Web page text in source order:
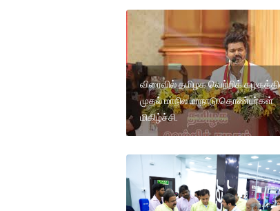
விரைவில் தமிழக வெற்றிக்
முதல் மாநில மாநாடு:தொண்டர்கள்
மிகிழ்ச்சி.